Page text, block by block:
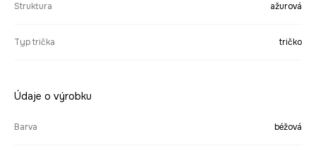
Struktura ažurová
Typ trička tričko
Údaje o výrobku
Barva béžová